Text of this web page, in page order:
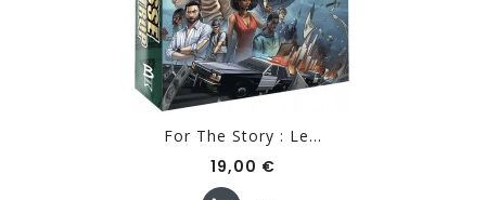
For The Story : Le...
19,00 €